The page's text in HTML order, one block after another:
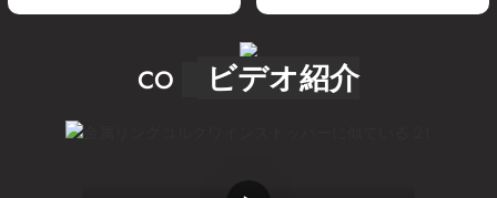
CO ビデオ紹介